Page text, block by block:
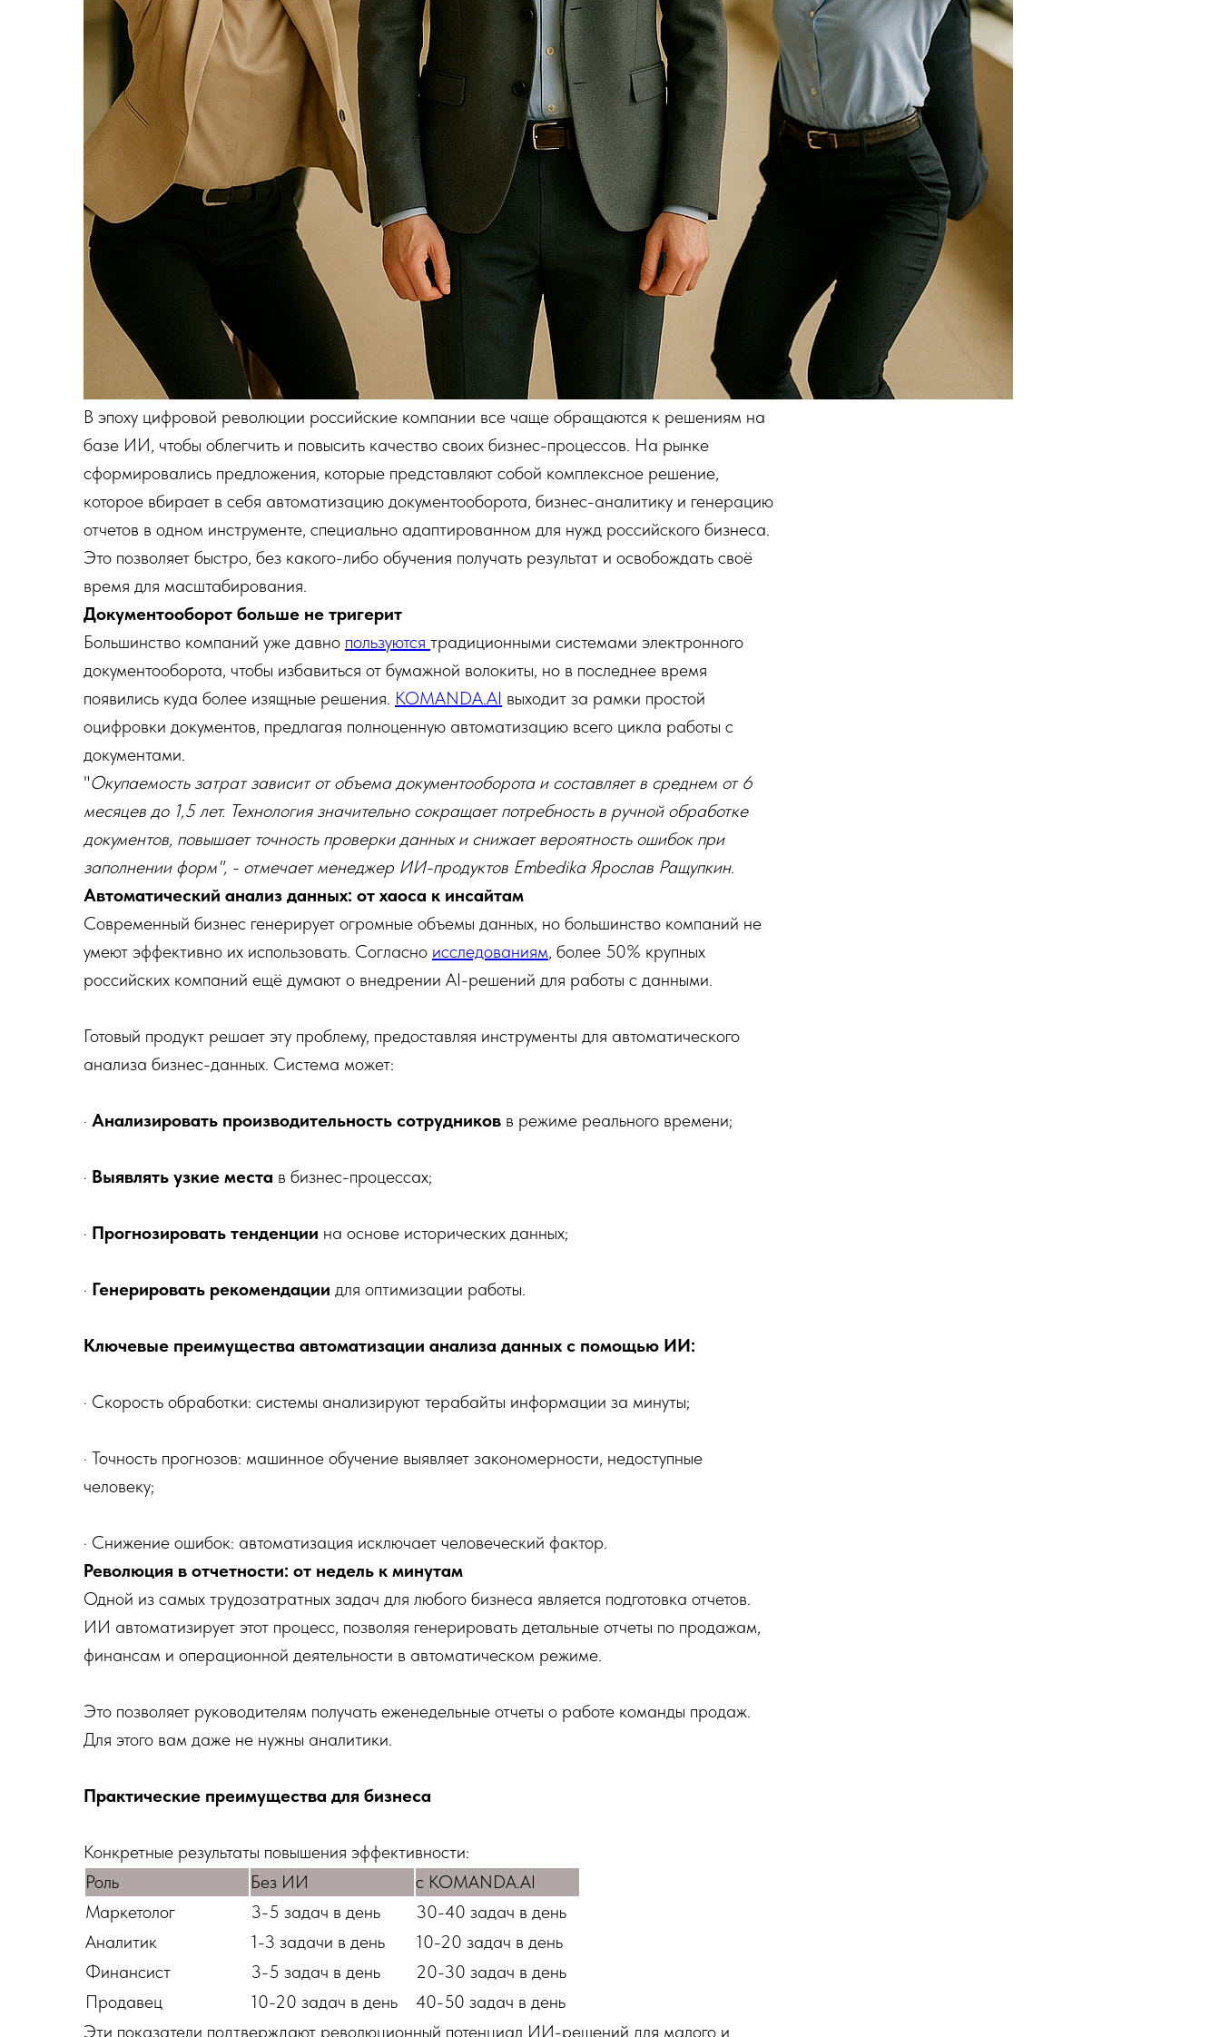
В эпоху цифровой революции российские компании все чаще обращаются к решениям на
базе ИИ, чтобы облегчить и повысить качество своих бизнес-процессов. На рынке
сформировались предложения, которые представляют собой комплексное решение,
которое вбирает в себя автоматизацию документооборота, бизнес-аналитику и генерацию
отчетов в одном инструменте, специально адаптированном для нужд российского бизнеса.
Это позволяет быстро, без какого-либо обучения получать результат и освобождать своё
время для масштабирования.
Документооборот больше не тригерит
Большинство компаний уже давно пользуются традиционными системами электронного
документооборота, чтобы избавиться от бумажной волокиты, но в последнее время
появились куда более изящные решения. KOMANDA.AI выходит за рамки простой
оцифровки документов, предлагая полноценную автоматизацию всего цикла работы с
документами.
"Окупаемость затрат зависит от объема документооборота и составляет в среднем от 6
месяцев до 1,5 лет. Технология значительно сокращает потребность в ручной обработке
документов, повышает точность проверки данных и снижает вероятность ошибок при
заполнении форм", - отмечает менеджер ИИ-продуктов Embedika Ярослав Ращупкин.
Автоматический анализ данных: от хаоса к инсайтам
Современный бизнес генерирует огромные объемы данных, но большинство компаний не
умеют эффективно их использовать. Согласно исследованиям, более 50% крупных
российских компаний ещё думают о внедрении AI-решений для работы с данными.
Готовый продукт решает эту проблему, предоставляя инструменты для автоматического
анализа бизнес-данных. Система может:
· Анализировать производительность сотрудников в режиме реального времени;
· Выявлять узкие места в бизнес-процессах;
· Прогнозировать тенденции на основе исторических данных;
· Генерировать рекомендации для оптимизации работы.
Ключевые преимущества автоматизации анализа данных с помощью ИИ:
· Скорость обработки: системы анализируют терабайты информации за минуты;
· Точность прогнозов: машинное обучение выявляет закономерности, недоступные
человеку;
· Снижение ошибок: автоматизация исключает человеческий фактор.
Революция в отчетности: от недель к минутам
Одной из самых трудозатратных задач для любого бизнеса является подготовка отчетов.
ИИ автоматизирует этот процесс, позволяя генерировать детальные отчеты по продажам,
финансам и операционной деятельности в автоматическом режиме.
Это позволяет руководителям получать еженедельные отчеты о работе команды продаж.
Для этого вам даже не нужны аналитики.
Практические преимущества для бизнеса
Конкретные результаты повышения эффективности:
Роль
Без ИИ
с KOMANDA.AI
Маркетолог
3-5 задач в день
30-40 задач в день
Аналитик
1-3 задачи в день
10-20 задач в день
Финансист
3-5 задач в день
20-30 задач в день
Продавец
10-20 задач в день
40-50 задач в день
Эти показатели подтверждают революционный потенциал ИИ-решений для малого и